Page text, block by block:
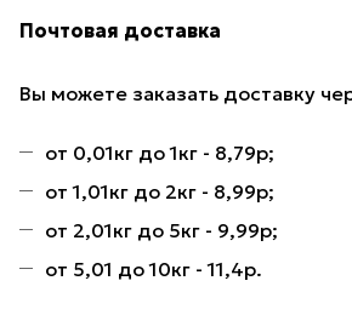
Почтовая доставка
Вы можете заказать доставку
от 0,01кг до 1кг - 8,79р;
от 1,01кг до 2кг - 8,99р;
от 2,01кг до 5кг - 9,99р;
от 5,01 до 10кг - 11,4р.